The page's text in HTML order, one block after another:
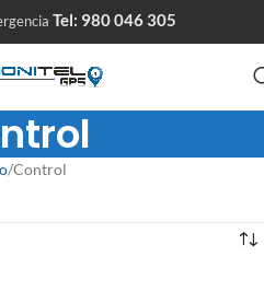
Tel: 980 046 305
Control